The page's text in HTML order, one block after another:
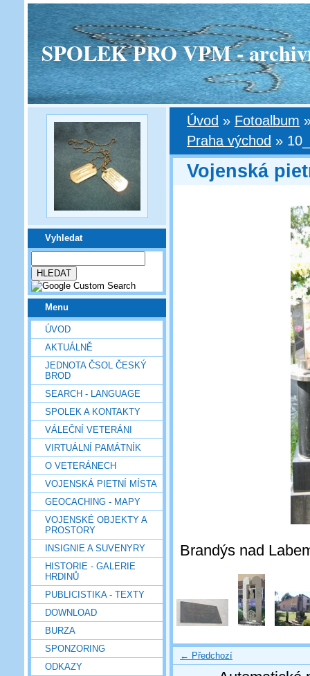
SPOLEK PRO VPM -
Vyhledat
Menu
ÚVOD
AKTUÁLNĚ
JEDNOTA ČSOL ČESKÝ
BROD
SEARCH - LANGUAGE
SPOLEK A KONTAKTY
VÁLEČNÍ VETERÁNI
VIRTUÁLNÍ PAMÁTNÍK
O VETERÁNECH
VOJENSKÁ PIETNÍ MÍSTA
GEOCACHING - MAPY
VOJENSKÉ OBJEKTY A
PROSTORY
INSIGNIE A SUVENYRY
HISTORIE - GALERIE
HRDINŮ
PUBLICISTIKA - TEXTY
DOWNLOAD
BURZA
SPONZORING
ODKAZY
Úvod » Fotoalbum
Praha východ »
Vojenská
Brandýs nad
← Předchozí